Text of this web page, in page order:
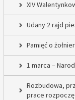
XIV
Udany 2 rajd
Pamięć o
1 marca –
Rozbudowa,
prace